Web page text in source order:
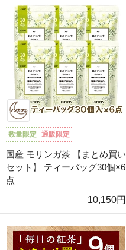
数量限定 通販限定
国産 モリンガ茶 【まとめ買い
セット】 ティーバッグ30個×6
点
10,150円